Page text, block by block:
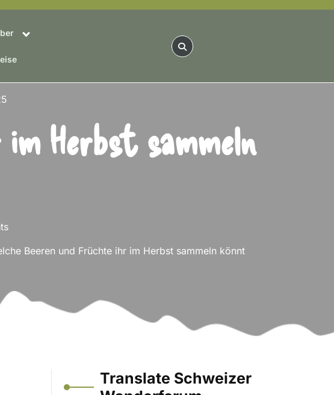
Herbst sammeln
Beeren und Früchte ihr im Herbst sammeln könnt
Translate Schweizer